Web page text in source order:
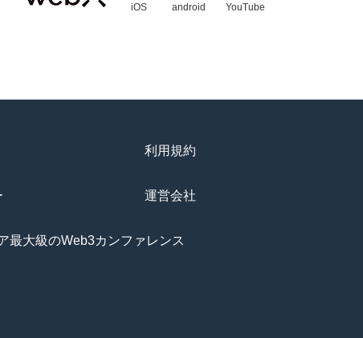
iOS android YouTube
利用規約
運営会社
最大級のWeb3カンファレンス